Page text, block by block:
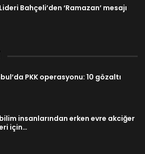
Bahçeli’den ‘Ramazan’ mesajı
PKK operasyonu: 10 gözaltı
insanlarından erken evre akciğer
için…